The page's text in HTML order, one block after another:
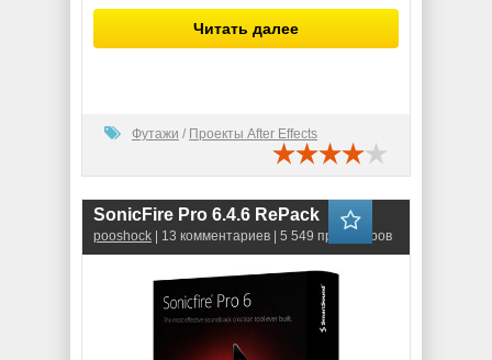
Читать далее
Футажи / Проекты After Effects
SonicFire Pro 6.4.6 RePack
pooshock | 13 комментариев | 5 549 просмотров